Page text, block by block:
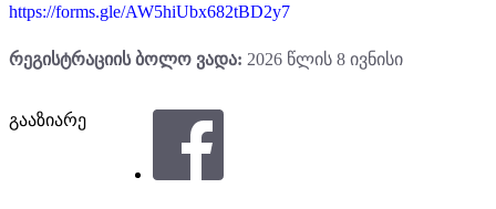
https://forms.gle/AW5hiUbx682tBD2y7
რეგისტრაციის ბოლო ვადა: 2026 წლის 8 ივნისი
გააზიარე